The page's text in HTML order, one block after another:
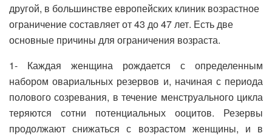
другой, в большинстве европейских клиник возрастное
ограничение составляет от 43 до 47 лет. Есть две
основные причины для ограничения возраста.
1- Каждая женщина рождается с определенным
набором овариальных резервов и, начиная с периода
полового созревания, в течение менструального цикла
теряются сотни потенциальных ооцитов. Резервы
продолжают снижаться с возрастом женщины, и в